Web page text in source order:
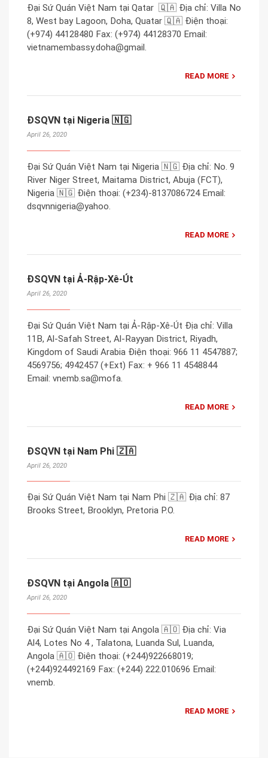
Đại Sứ Quán Việt Nam tại Qatar 🇶🇦 Địa chỉ: Villa No
8, West bay Lagoon, Doha, Quatar 🇶🇦 Điện thoại:
(+974) 44128480 Fax: (+974) 44128370 Email:
vietnamembassy.doha@gmail.
READ MORE
ĐSQVN tại Nigeria 🇳🇬
April 26, 2020
Đại Sứ Quán Việt Nam tại Nigeria 🇳🇬 Địa chỉ: No. 9
River Niger Street, Maitama District, Abuja (FCT),
Nigeria 🇳🇬 Điện thoại: (+234)-8137086724 Email:
dsqvnnigeria@yahoo.
READ MORE
ĐSQVN tại Ả-Rập-Xê-Út
April 26, 2020
Đại Sứ Quán Việt Nam tại Ả-Rập-Xê-Út Địa chỉ: Villa
11B, Al-Safah Street, Al-Rayyan District, Riyadh,
Kingdom of Saudi Arabia Điện thoại: 966 11 4547887;
4569756; 4942457 (+Ext) Fax: + 966 11 4548844
Email: vnemb.sa@mofa.
READ MORE
ĐSQVN tại Nam Phi 🇿🇦
April 26, 2020
Đại Sứ Quán Việt Nam tại Nam Phi 🇿🇦 Địa chỉ: 87
Brooks Street, Brooklyn, Pretoria P.O.
READ MORE
ĐSQVN tại Angola 🇦🇴
April 26, 2020
Đại Sứ Quán Việt Nam tại Angola 🇦🇴 Địa chỉ: Via
Al4, Lotes No 4 , Talatona, Luanda Sul, Luanda,
Angola 🇦🇴 Điện thoại: (+244)922668019;
(+244)924492169 Fax: (+244) 222.010696 Email:
vnemb.
READ MORE